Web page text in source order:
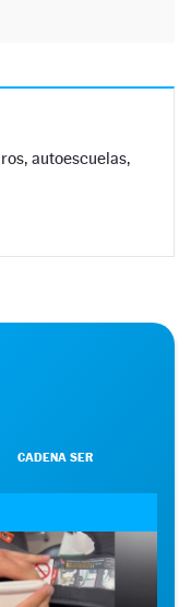
autoescuelas,
CADENA SER